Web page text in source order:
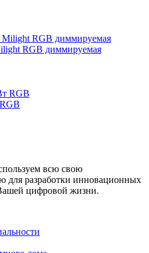
RGB диммируемая
всю свою
для разработки инновационных
цифровой жизни.